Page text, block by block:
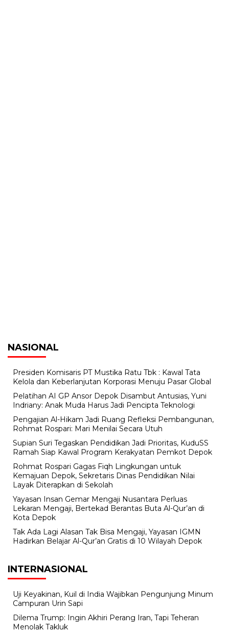
NASIONAL
Presiden Komisaris PT Mustika Ratu Tbk : Kawal Tata
Kelola dan Keberlanjutan Korporasi Menuju Pasar Global
Pelatihan AI GP Ansor Depok Disambut Antusias, Yuni
Indriany: Anak Muda Harus Jadi Pencipta Teknologi
Pengajian Al-Hikam Jadi Ruang Refleksi Pembangunan,
Rohmat Rospari: Mari Menilai Secara Utuh
Supian Suri Tegaskan Pendidikan Jadi Prioritas, KuduSS
Ramah Siap Kawal Program Kerakyatan Pemkot Depok
Rohmat Rospari Gagas Fiqh Lingkungan untuk
Kemajuan Depok, Sekretaris Dinas Pendidikan Nilai
Layak Diterapkan di Sekolah
Yayasan Insan Gemar Mengaji Nusantara Perluas
Lekaran Mengaji, Bertekad Berantas Buta Al-Qur’an di
Kota Depok
Tak Ada Lagi Alasan Tak Bisa Mengaji, Yayasan IGMN
Hadirkan Belajar Al-Qur’an Gratis di 10 Wilayah Depok
INTERNASIONAL
Uji Keyakinan, Kuil di India Wajibkan Pengunjung Minum
Campuran Urin Sapi
Dilema Trump: Ingin Akhiri Perang Iran, Tapi Teheran
Menolak Takluk